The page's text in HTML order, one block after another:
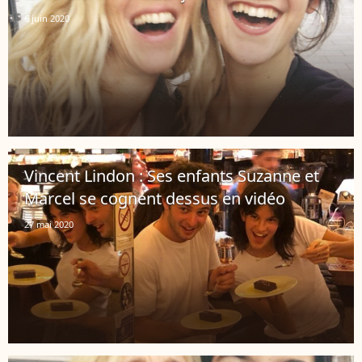
6 juin 2020
Vincent Lindon : Ses enfants Suzanne et
Marcel se cognent dessus en vidéo
27 mai 2020